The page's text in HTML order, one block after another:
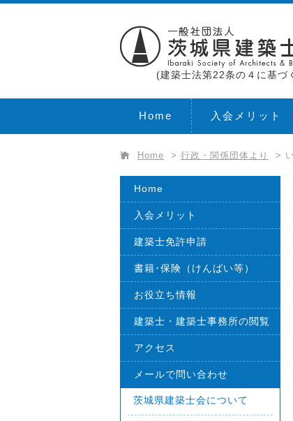
(建築士法第22条の４に基づ
Home 入会メリット
Home > 行政・関係団体より >
Home
入会メリット
建築士免許申請
書籍･保険（けんばい等）
お役立ち情報
建築士・建築士事務所の閲覧
アクセス
メールで問い合わせ
茨城県建築士会について